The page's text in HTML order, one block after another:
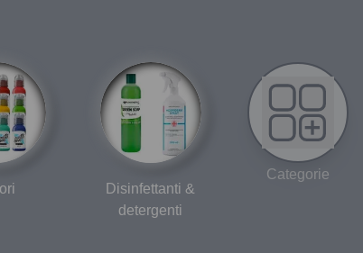
Disinfettanti &
detergenti
Categorie